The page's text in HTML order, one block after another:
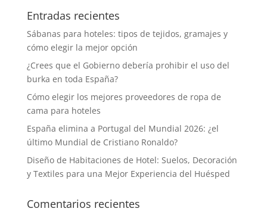
Entradas recientes
Sábanas para hoteles: tipos de tejidos, gramajes y
cómo elegir la mejor opción
¿Crees que el Gobierno debería prohibir el uso del
burka en toda España?
Cómo elegir los mejores proveedores de ropa de
cama para hoteles
España elimina a Portugal del Mundial 2026: ¿el
último Mundial de Cristiano Ronaldo?
Diseño de Habitaciones de Hotel: Suelos, Decoración
y Textiles para una Mejor Experiencia del Huésped
Comentarios recientes